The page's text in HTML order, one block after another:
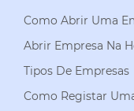
Como Abrir Uma
Abrir Empresa Na
Tipos De Empresas
Como Registar